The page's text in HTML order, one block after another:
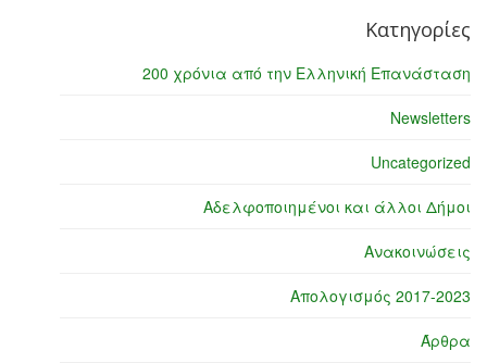
Κατηγορίες
200 χρόνια από την Ελληνική Επανάσταση
Newsletters
Uncategorized
Αδελφοποιημένοι και άλλοι Δήμοι
Ανακοινώσεις
Απολογισμός 2017-2023
Άρθρα